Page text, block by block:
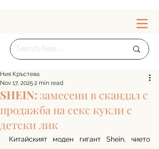
SHEIN: замесени в скандал с
продажба на секс кукли с
детски лик
Ния Кръстева
Nov 17, 2025 2 min read
Китайският моден гигант Shein, чието